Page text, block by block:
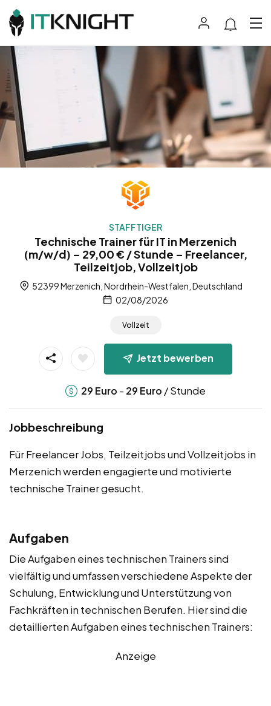
STAFFTIGER
Technische Trainer für IT in Merzenich
(m/w/d) – 29,00 € / Stunde – Freelancer,
Teilzeitjob, Vollzeitjob
52399 Merzenich, Nordrhein-Westfalen, Deutschland
02/08/2026
Vollzeit
Jetzt bewerben
29 Euro - 29 Euro / Stunde
Jobbeschreibung
Für Freelancer Jobs, Teilzeitjobs und Vollzeitjobs in
Merzenich werden engagierte und motivierte
technische Trainer gesucht.
Aufgaben
Die Aufgaben eines technischen Trainers sind
vielfältig und umfassen verschiedene Aspekte der
Schulung, Entwicklung und Unterstützung von
Fachkräften in technischen Berufen. Hier sind die
detaillierten Aufgaben eines technischen Trainers:
Anzeige